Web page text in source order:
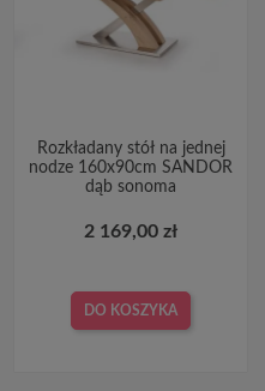
Rozkładany stół na jednej
nodze 160x90cm SANDOR
dąb sonoma
2 169,00 zł
DO KOSZYKA